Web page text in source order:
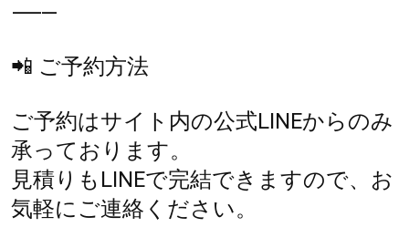
⸻
📲 ご予約方法
ご予約はサイト内の公式LINEからのみ
承っております。
見積りもLINEで完結できますので、お
気軽にご連絡ください。